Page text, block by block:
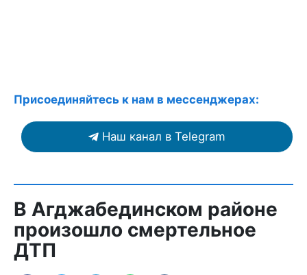
Присоединяйтесь к нам в мессенджерах:
Наш канал в Telegram
В Агджабединском районе
произошло смертельное
ДТП